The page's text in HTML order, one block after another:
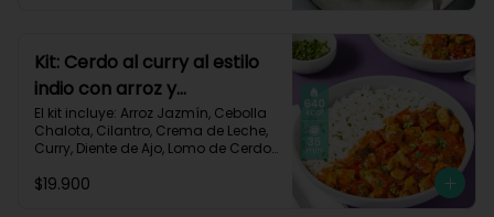
Proteínas 41g
Kit: Cerdo al curry al estilo
indio con arroz y
pimentón-73
El kit incluye: Arroz Jazmín, Cebolla
Chalota, Cilantro, Crema de Leche,
Curry, Diente de Ajo, Lomo de Cerdo
Rojo, Sour Cream, Receta Impresa.
$19.900